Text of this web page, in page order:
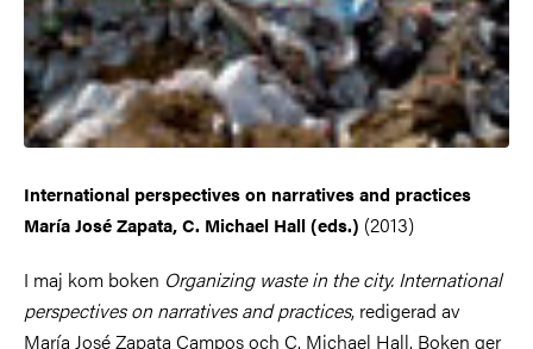
International perspectives on narratives and practices
María José Zapata, C. Michael Hall (eds.) (2013)
I maj kom boken Organizing waste in the city. International
perspectives on narratives and practices, redigerad av
María José Zapata Campos och C. Michael Hall. Boken ger